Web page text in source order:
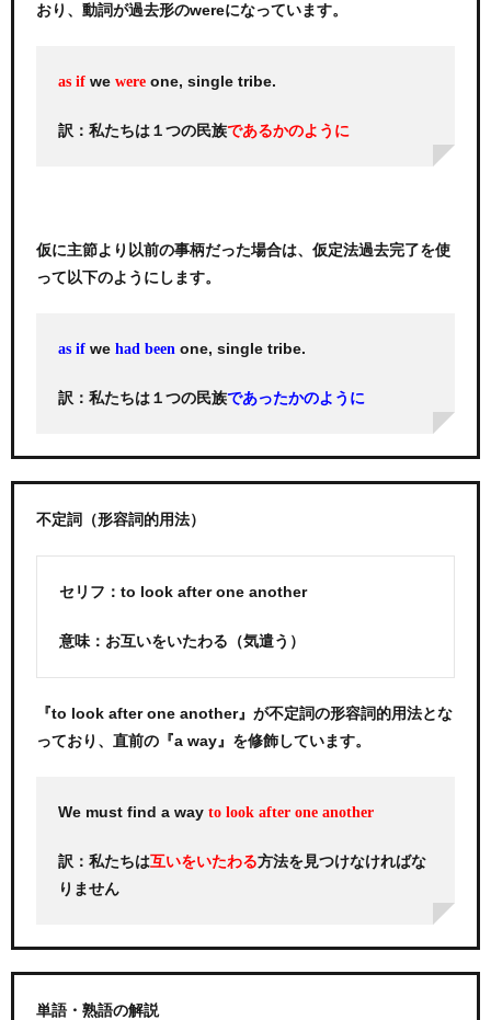
おり、動詞が過去形のwereになっています。
as if we were one, single tribe.
訳：私たちは１つの民族であるかのように
仮に主節より以前の事柄だった場合は、仮定法過去完了を使
って以下のようにします。
as if we had been one, single tribe.
訳：私たちは１つの民族であったかのように
不定詞（形容詞的用法）
セリフ：to look after one another
意味：お互いをいたわる（気遣う）
『to look after one another』が不定詞の形容詞的用法とな
っており、直前の『a way』を修飾しています。
We must find a way to look after one another
訳：私たちは互いをいたわる方法を見つけなければな
りません
単語・熟語の解説